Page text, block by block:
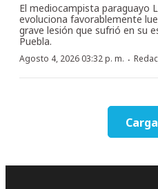
El mediocampista paraguayo
evoluciona favorablemente
grave lesión que sufrió en su
Puebla.
Agosto 4, 2026 03:32 p. m. ·